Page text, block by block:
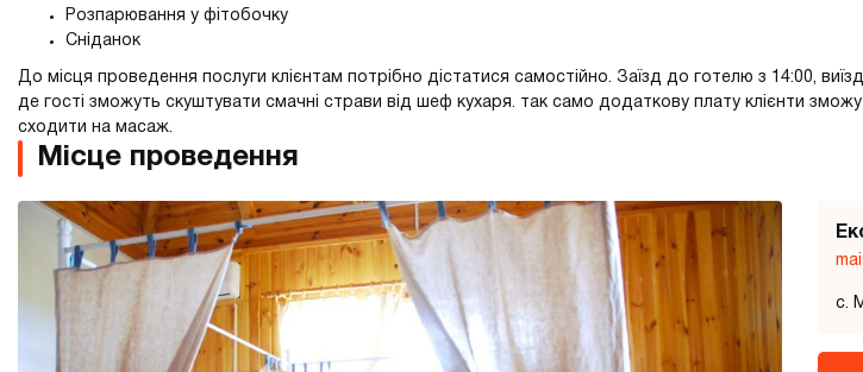
Розпарювання у фітобочку
Сніданок
До місця проведення послуги клієнтам потрібно дістатися самостійно. Заїзд до готелю з 14:00,
де гості зможуть скуштувати смачні страви від шеф кухаря. так само додаткову плату клієнти
сходити на масаж.
Місце проведення
с.